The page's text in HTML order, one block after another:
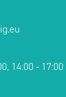
14:00 - 17:00